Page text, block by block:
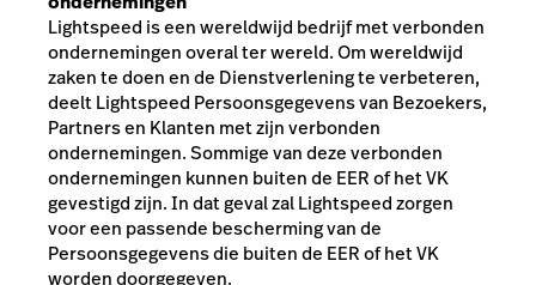
Lightspeed is een wereldwijd bedrijf met verbonden
ondernemingen overal ter wereld. Om wereldwijd
zaken te doen en de Dienstverlening te verbeteren,
deelt Lightspeed Persoonsgegevens van Bezoekers,
Partners en Klanten met zijn verbonden
ondernemingen. Sommige van deze verbonden
ondernemingen kunnen buiten de EER of het VK
gevestigd zijn. In dat geval zal Lightspeed zorgen
voor een passende bescherming van de
Persoonsgegevens die buiten de EER of het VK
worden doorgegeven.